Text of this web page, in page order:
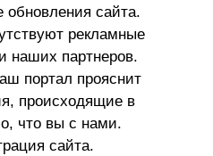
обновления сайта.
рекламные
наших партнеров.
портал прояснит
происходящие в
что вы с нами.
сайта.